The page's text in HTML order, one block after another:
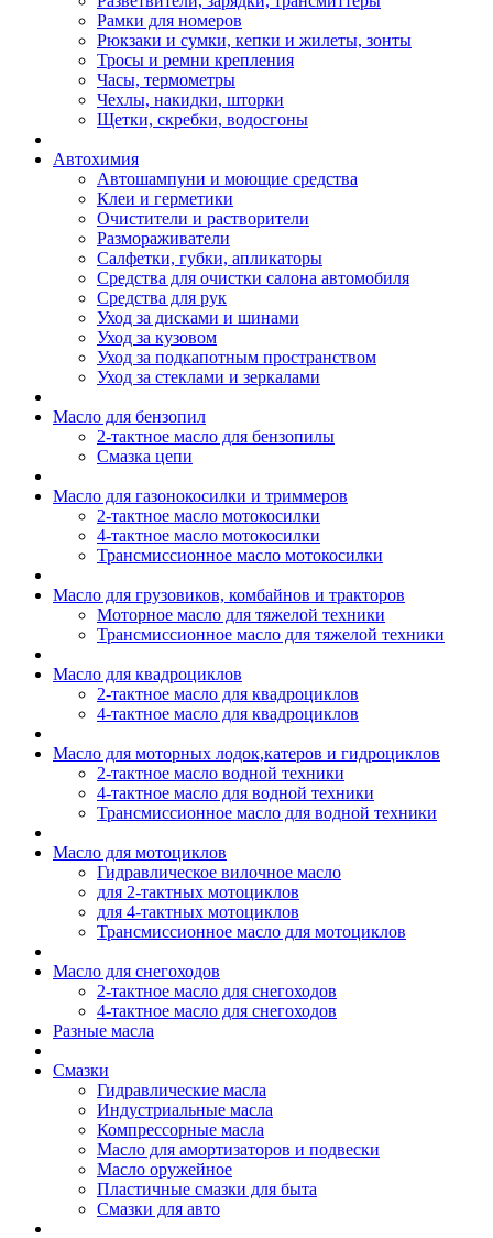
Рамки для номеров
Рюкзаки и сумки, кепки и жилеты, зонты
Тросы и ремни крепления
Часы, термометры
Чехлы, накидки, шторки
Щетки, скребки, водосгоны
Автохимия
Автошампуни и моющие средства
Клеи и герметики
Очистители и растворители
Размораживатели
Салфетки, губки, апликаторы
Средства для очистки салона автомобиля
Средства для рук
Уход за дисками и шинами
Уход за кузовом
Уход за подкапотным пространством
Уход за стеклами и зеркалами
Масло для бензопил
2-тактное масло для бензопилы
Cмазка цепи
Масло для газонокосилки и триммеров
2-тактное масло мотокосилки
4-тактное масло мотокосилки
Трансмиссионное масло мотокосилки
Масло для грузовиков, комбайнов и тракторов
Моторное масло для тяжелой техники
Трансмиссионное масло для тяжелой техники
Масло для квадроциклов
2-тактное масло для квадроциклов
4-тактное масло для квадроциклов
Масло для моторных лодок,катеров и гидроциклов
2-тактное масло водной техники
4-тактное масло для водной техники
Трансмиссионное масло для водной техники
Масло для мотоциклов
Гидравлическое вилочное масло
для 2-тактных мотоциклов
для 4-тактных мотоциклов
Трансмиссионное масло для мотоциклов
Масло для снегоходов
2-тактное масло для снегоходов
4-тактное масло для снегоходов
Разные масла
Смазки
Гидравлические масла
Индустриальные масла
Компрессорные масла
Масло для амортизаторов и подвески
Масло оружейное
Пластичные смазки для быта
Смазки для авто